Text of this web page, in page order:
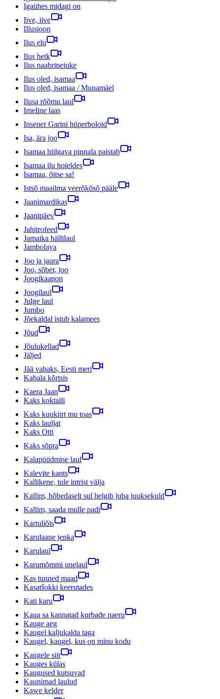
Igaühes midagi on
Iive, iive
Illusioon
Ilus elu
Ilus hetk
Ilus naabrineiuke
Ilus oled, isamaa
Ilus oled, isamaa / Munamäel
Ilusa rõõmu laul
Imeline laas
Insener Garini hüperboloid
Isa, ära joo
Isamaa hiilgava pinnala paistab
Isamaa ilu hoieldes
Isamaa, õitse sa!
Istsõ maailma veerõkõsõ pääle
Jaanimardikas
Jaanipäev
Jahitrofeed
Jamaika hällilaul
Jambolaya
Joo ja jaura
Joo, sõber, joo
Joogikaanon
Joogilaul
Julge laul
Jumbo
Jõekaldal istub kalamees
Jõud
Jõulukellad
Jäljed
Jää vabaks, Eesti meri
Kabala kõrtsis
Kaera Jaan
Kaks koktaili
Kaks kuukiirt mu toas
Kaks lauljat
Kaks Otti
Kaks sõpra
Kalapüüdmise laul
Kalevite kants
Kallikene, tule intrist välja
Kallim, hõbedaselt sul helgib juba juuksekuld
Kallim, saada mulle padi
Kartuliõis
Karulaane jenka
Karulaul
Karumõmmi unelaul
Kas tunned maad
Kasatšokki keerutades
Kati karu
Kaua sa kannatad kurbade naeru
Kauge aeg
Kaugel kaljukalda taga
Kaugel, kaugel, kus on minu kodu
Kaugele siit
Kauges külas
Kaugused kutsuvad
Kaunimad laulud
Kawe kelder